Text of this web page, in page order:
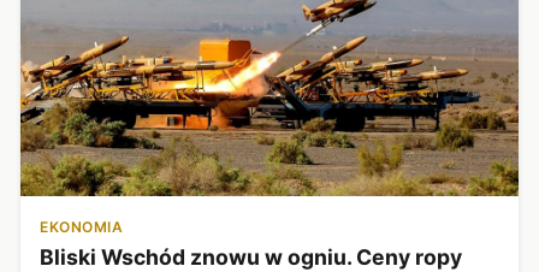
EKONOMIA
Bliski Wschód znowu w ogniu. Ceny ropy